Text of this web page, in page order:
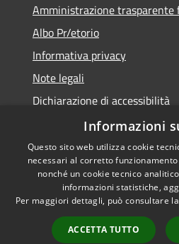
Amministrazione
Albo Pr/etorio
Informativa privacy
Note legali
Dichiarazione di accessibilità
Obiettivi di accessibilità
RSS
Accessibilità
Informazioni
Questo sito web utilizza cookie
necessari al corretto
nonché un cookie tecnico
informazioni statistiche,
Per maggiori dettagli, può consultare
ACCETTA TUTTO